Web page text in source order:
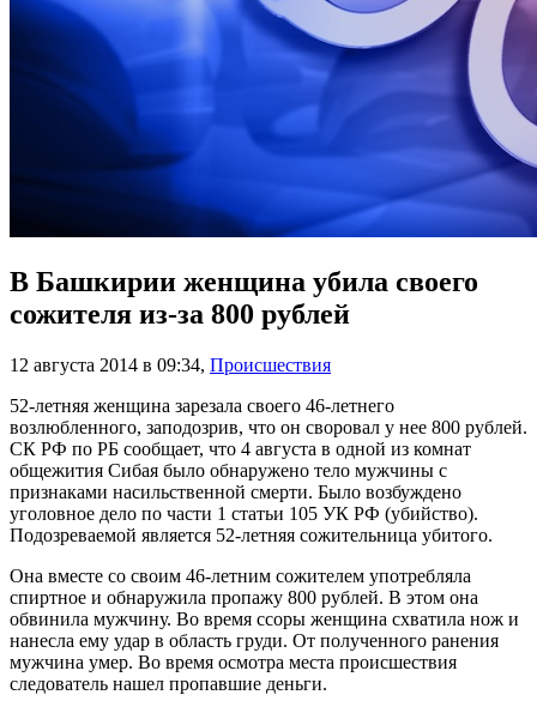
В Башкирии женщина убила своего
сожителя из-за 800 рублей
12 августа 2014 в 09:34, Происшествия
52-летняя женщина зарезала своего 46-летнего
возлюбленного, заподозрив, что он своровал у нее 800 рублей.
СК РФ по РБ сообщает, что 4 августа в одной из комнат
общежития Сибая было обнаружено тело мужчины с
признаками насильственной смерти. Было возбуждено
уголовное дело по части 1 статьи 105 УК РФ (убийство).
Подозреваемой является 52-летняя сожительница убитого.
Она вместе со своим 46-летним сожителем употребляла
спиртное и обнаружила пропажу 800 рублей. В этом она
обвинила мужчину. Во время ссоры женщина схватила нож и
нанесла ему удар в область груди. От полученного ранения
мужчина умер. Во время осмотра места происшествия
следователь нашел пропавшие деньги.